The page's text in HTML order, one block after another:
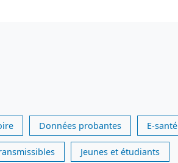
Données probantes E-santé
Jeunes et étudiants